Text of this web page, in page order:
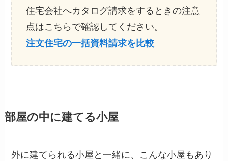
住宅会社へカタログ請求をするときの注意
点はこちらで確認してください。
注文住宅の一括資料請求を比較
部屋の中に建てる小屋
外に建てられる小屋と一緒に、こんな小屋もあり